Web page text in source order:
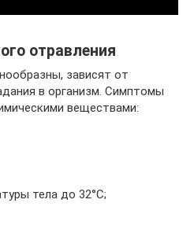
отравления
зависят от
в организм. Симптомы
веществами:
тела до 32°C;